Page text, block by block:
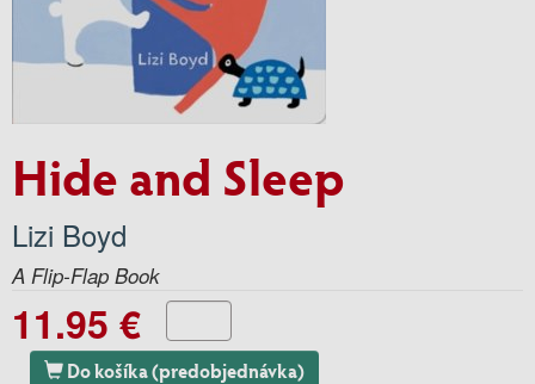
Hide and Sleep
Lizi Boyd
A Flip-Flap Book
11.95 €
Do košíka (predobjednávka)